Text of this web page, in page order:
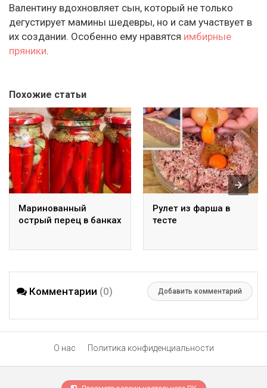
Валентину вдохновляет сын, который не только
дегустирует мамины шедевры, но и сам участвует в
их создании. Особенно ему нравятся имбирные
пряники.
Похожие статьи
Маринованный
острый перец в банках
Рулет из фарша в
тесте
Комментарии (0) Добавить комментарий
О нас Политика конфиденциальности